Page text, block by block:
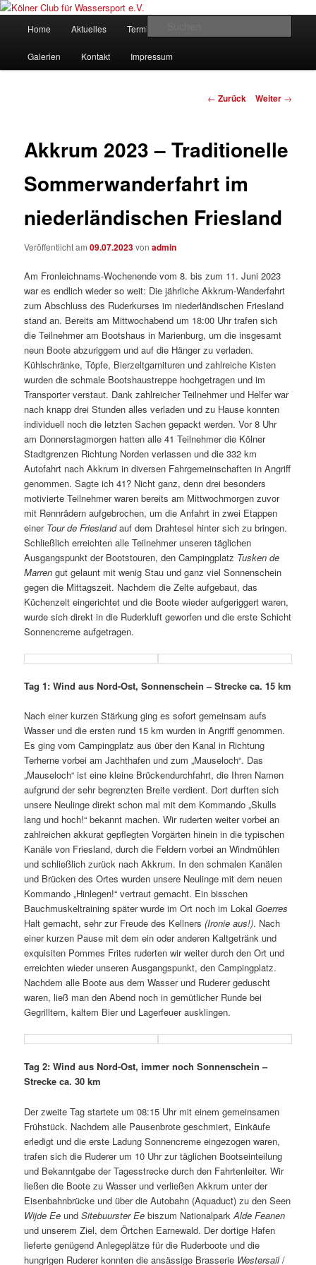
Zum
wechseln
Kölner Club für Wassersport e.V.
gegründet 1907
Home Aktuelles Termine
Galerien Kontakt Impressum
Beitrags-
← Zurück Weiter →
Akkrum 2023 – Traditionelle
Sommerwanderfahrt im
niederländischen Friesland
Veröffentlicht am09.07.2023vonadmin
Am Fronleichnams-Wochenende vom 8. bis zum 11. Juni 2023
war es endlich wieder so weit: Die jährliche Akkrum-Wanderfahrt
zum Abschluss des Ruderkurses im niederländischen Friesland
stand an. Bereits am Mittwochabend um 18:00 Uhr trafen sich
die Teilnehmer am Bootshaus in Marienburg, um die insgesamt
neun Boote abzuriggern und auf die Hänger zu verladen.
Kühlschränke, Töpfe, Bierzeltgarnituren und zahlreiche Kisten
wurden die schmale Bootshaustreppe hochgetragen und im
Transporter verstaut. Dank zahlreicher Teilnehmer und Helfer war
nach knapp drei Stunden alles verladen und zu Hause konnten
individuell noch die letzten Sachen gepackt werden. Vor 8 Uhr
am Donnerstagmorgen hatten alle 41 Teilnehmer die Kölner
Stadtgrenzen Richtung Norden verlassen und die 332 km
Autofahrt nach Akkrum in diversen Fahrgemeinschaften in Angriff
genommen. Sagte ich 41? Nicht ganz, denn drei besonders
motivierte Teilnehmer waren bereits am Mittwochmorgen zuvor
mit Rennrädern aufgebrochen, um die Anfahrt in zwei Etappen
einer Tour de Frieslandauf dem Drahtesel hinter sich zu bringen.
Schließlich erreichten alle Teilnehmer unseren täglichen
Ausgangspunkt der Bootstouren, den Campingplatz Tusken de
Marren gut gelaunt mit wenig Stau und ganz viel Sonnenschein
gegen die Mittagszeit. Nachdem die Zelte aufgebaut, das
Küchenzelt eingerichtet und die Boote wieder aufgeriggert waren,
wurde sich direkt in die Ruderkluft geworfen und die erste Schicht
Sonnencreme aufgetragen.
Tag 1: Wind aus Nord-Ost, Sonnenschein – Strecke ca. 15 km
Nach einer kurzen Stärkung ging es sofort gemeinsam aufs
Wasser und die ersten rund 15 km wurden in Angriff genommen.
Es ging vom Campingplatz aus über den Kanal in Richtung
Terherne vorbei am Jachthafen und zum „Mauseloch“. Das
„Mauseloch“ ist eine kleine Brückendurchfahrt, die Ihren Namen
aufgrund der sehr begrenzten Breite verdient. Dort durften sich
unsere Neulinge direkt schon mal mit dem Kommando „Skulls
lang und hoch!“ bekannt machen. Wir ruderten weiter vorbei an
zahlreichen akkurat gepflegten Vorgärten hinein in die typischen
Kanäle von Friesland, durch die Feldern vorbei an Windmühlen
und schließlich zurück nach Akkrum. In den schmalen Kanälen
und Brücken des Ortes wurden unsere Neulinge mit dem neuen
Kommando „Hinlegen!“ vertraut gemacht. Ein bisschen
Bauchmuskeltraining später wurde im Ort noch im LokalGoerres
Halt gemacht, sehr zur Freude des Kellners(Ironie aus!). Nach
einer kurzen Pause mit dem ein oder anderen Kaltgetränk und
exquisiten Pommes Frites ruderten wir weiter durch den Ort und
erreichten wieder unseren Ausgangspunkt, den Campingplatz.
Nachdem alle Boote aus dem Wasser und Ruderer geduscht
waren, ließ man den Abend noch in gemütlicher Runde bei
Gegrilltem, kaltem Bier und Lagerfeuer ausklingen.
Tag 2: Wind aus Nord-Ost, immer noch Sonnenschein –
Strecke ca. 30 km
Der zweite Tag startete um 08:15 Uhr mit einem gemeinsamen
Frühstück. Nachdem alle Pausenbrote geschmiert, Einkäufe
erledigt und die erste Ladung Sonnencreme eingezogen waren,
trafen sich die Ruderer um 10 Uhr zur täglichen Bootseinteilung
und Bekanntgabe der Tagesstrecke durch den Fahrtenleiter. Wir
ließen die Boote zu Wasser und verließen Akkrum unter der
Eisenbahnbrücke und über die Autobahn (Aquaduct) zu den Seen
Wijde EeundSitebuurster Eebiszum NationalparkAlde Feanen
und unserem Ziel, dem Örtchen Earnewald. Der dortige Hafen
lieferte genügend Anlegeplätze für die Ruderboote und die
hungrigen Ruderer konnten die ansässige Brasserie Westersail/